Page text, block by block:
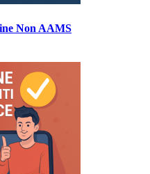
Non AAMS